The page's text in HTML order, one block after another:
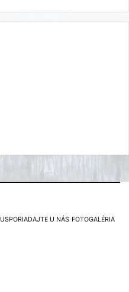
USPORIADAJTE U NÁS FOTOGALÉRIA